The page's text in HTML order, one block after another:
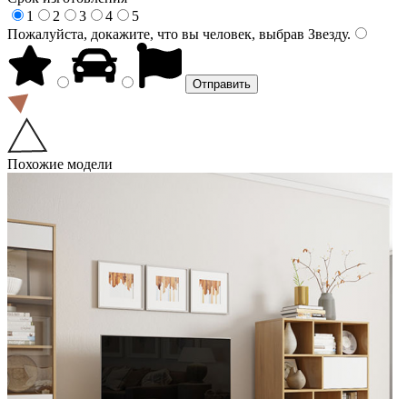
1
2 3 4
5
Пожалуйста, докажите, что вы человек, выбрав Звезду.
Похожие модели